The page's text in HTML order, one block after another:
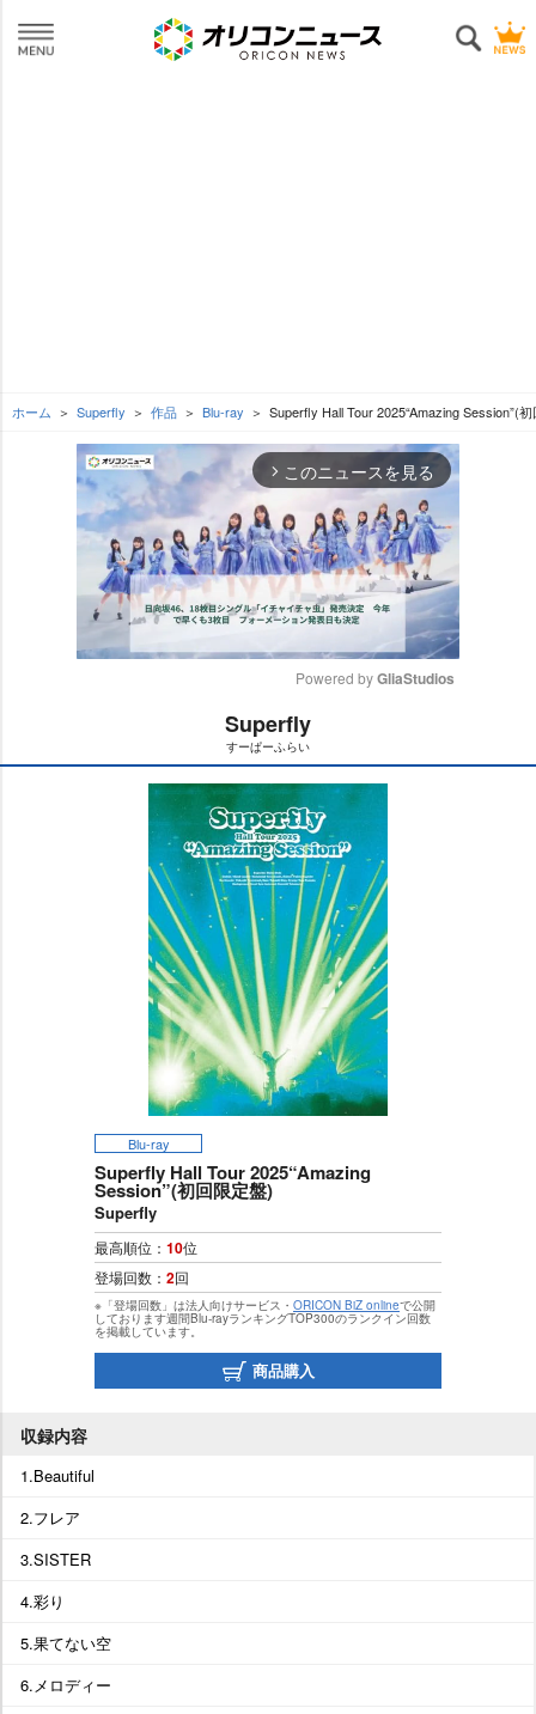
ホーム Superfly 作品 Blu-ray Superfly Hall Tour 2025“Amazing Session”(
arrow_forward_ios このニュースを見る
t
Powered by GliaStudios
Superfly
すーぱーふらい
Blu-ray
Superfly Hall Tour 2025“Amazing
Session”(初回限定盤)
Superfly
最高順位： 10位
登場回数： 2回
※「登場回数」は法人向けサービス・ ORICON BiZ onlineで公開
しております週間Blu-rayランキングTOP300のランクイン回数
を掲載しています。
商品購入
収録内容
1.Beautiful
2.フレア
3.SISTER
4.彩り
5.果てない空
6.メロディー